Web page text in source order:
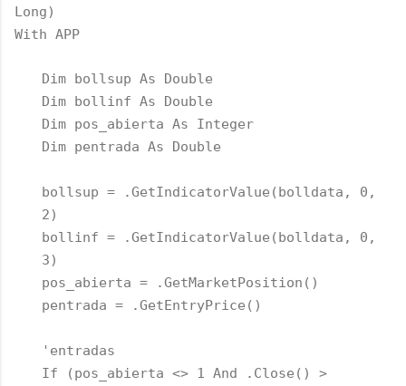
Long)
With APP
Dim bollsup As Double
Dim bollinf As Double
Dim pos_abierta As Integer
Dim pentrada As Double
bollsup = .GetIndicatorValue(bolldata, 0,
2)
bollinf = .GetIndicatorValue(bolldata, 0,
3)
pos_abierta = .GetMarketPosition()
pentrada = .GetEntryPrice()
'entradas
If (pos_abierta <> 1 And .Close() >